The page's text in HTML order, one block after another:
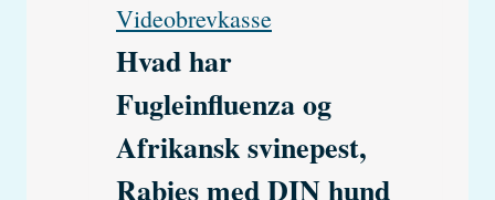
for
hunde
og
katte
Videobrevkasse
Hvad har
Fugleinfluenza og
Afrikansk svinepest,
Rabies med DIN hund